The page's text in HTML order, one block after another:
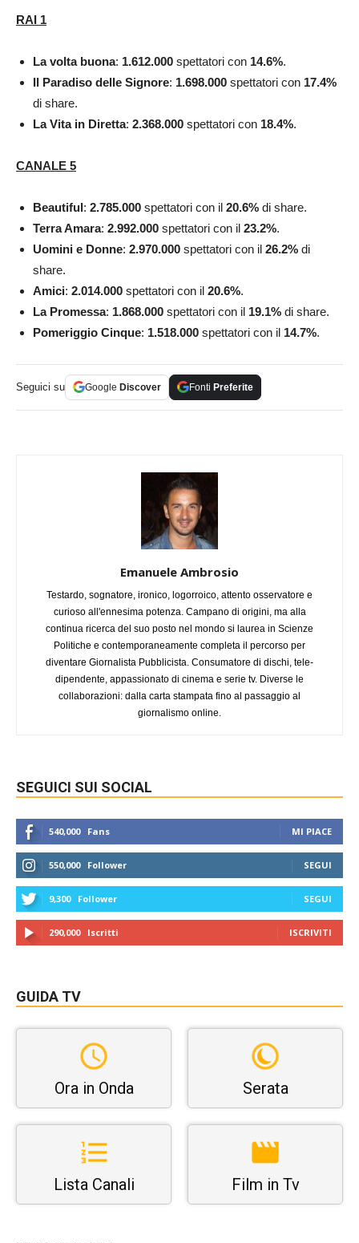
RAI 1
La volta buona: 1.612.000 spettatori con 14.6%.
Il Paradiso delle Signore: 1.698.000 spettatori con 17.4%
di share.
La Vita in Diretta: 2.368.000 spettatori con 18.4%.
CANALE 5
Beautiful: 2.785.000 spettatori con il 20.6% di share.
Terra Amara: 2.992.000 spettatori con il 23.2%.
Uomini e Donne: 2.970.000 spettatori con il 26.2% di
share.
Amici: 2.014.000 spettatori con il 20.6%.
La Promessa: 1.868.000 spettatori con il 19.1% di share.
Pomeriggio Cinque: 1.518.000 spettatori con il 14.7%.
Seguici su Google Discover Fonti Preferite
Emanuele Ambrosio
Testardo, sognatore, ironico, logorroico, attento osservatore e
curioso all'ennesima potenza. Campano di origini, ma alla
continua ricerca del suo posto nel mondo si laurea in Scienze
Politiche e contemporaneamente completa il percorso per
diventare Giornalista Pubblicista. Consumatore di dischi, tele-
dipendente, appassionato di cinema e serie tv. Diverse le
collaborazioni: dalla carta stampata fino al passaggio al
giornalismo online.
SEGUICI SUI SOCIAL
540,000 Fans MI PIACE
550,000 Follower SEGUI
9,300 Follower SEGUI
290,000 Iscritti ISCRIVITI
GUIDA TV
Ora in Onda Serata
Lista Canali Film in Tv